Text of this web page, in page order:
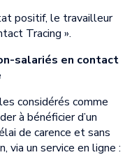
positif, le travailleur
Tracing ».
salariés en contact
considérés comme
à bénéficier d’un
de carence et sans
via un service en ligne :